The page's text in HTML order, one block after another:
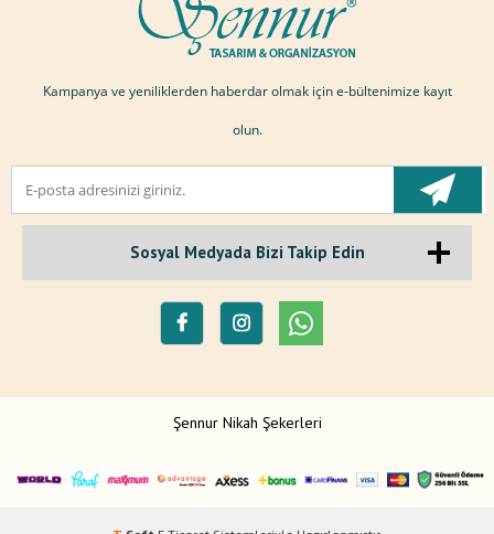
Kampanya ve yeniliklerden haberdar olmak için e-bültenimize kayıt
olun.
Sosyal Medyada Bizi Takip Edin
Şennur Nikah Şekerleri